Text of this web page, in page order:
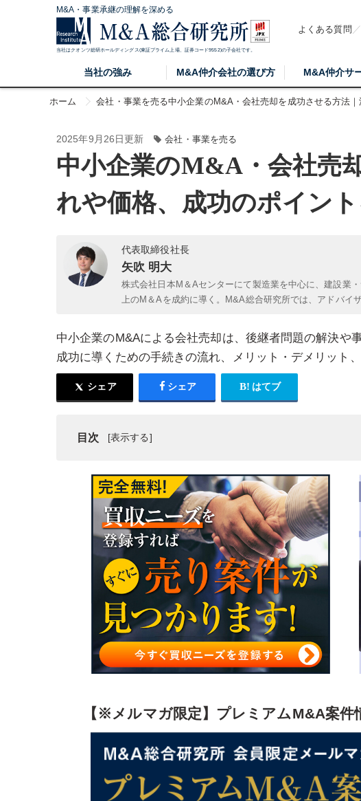
M&A・事業承継の理解を深める
当社はクオンツ総研ホールディングス(東証プライム上場、証券コード9552)の子会社です。
よくある質問
当社の強み M&A仲介会社の選び方 M&A仲介サ
ホーム 会社・事業を売る中小企業のM&A・会社売却を成功させる方法
2025年9月26日更新 会社・事業を売る
中小企業のM&A・会社売
れや価格、成功のポイン
代表取締役社長
矢吹 明大
株式会社日本M＆Aセンターにて製造業を中心に、建設業
上のM＆Aを成約に導く。M&A総合研究所では、アドバイ
中小企業のM&Aによる会社売却は、後継者問題の解決や
成功に導くための手続きの流れ、メリット・デメリット
シェア シェア はてブ
目次
中小企業のM&A・会社売却における相談先の選び方
中小企業の会社売却の成功マニュアル
中小企業が会社売却を行った事例
まとめ
【※メルマガ限定】プレミアムM&A案件